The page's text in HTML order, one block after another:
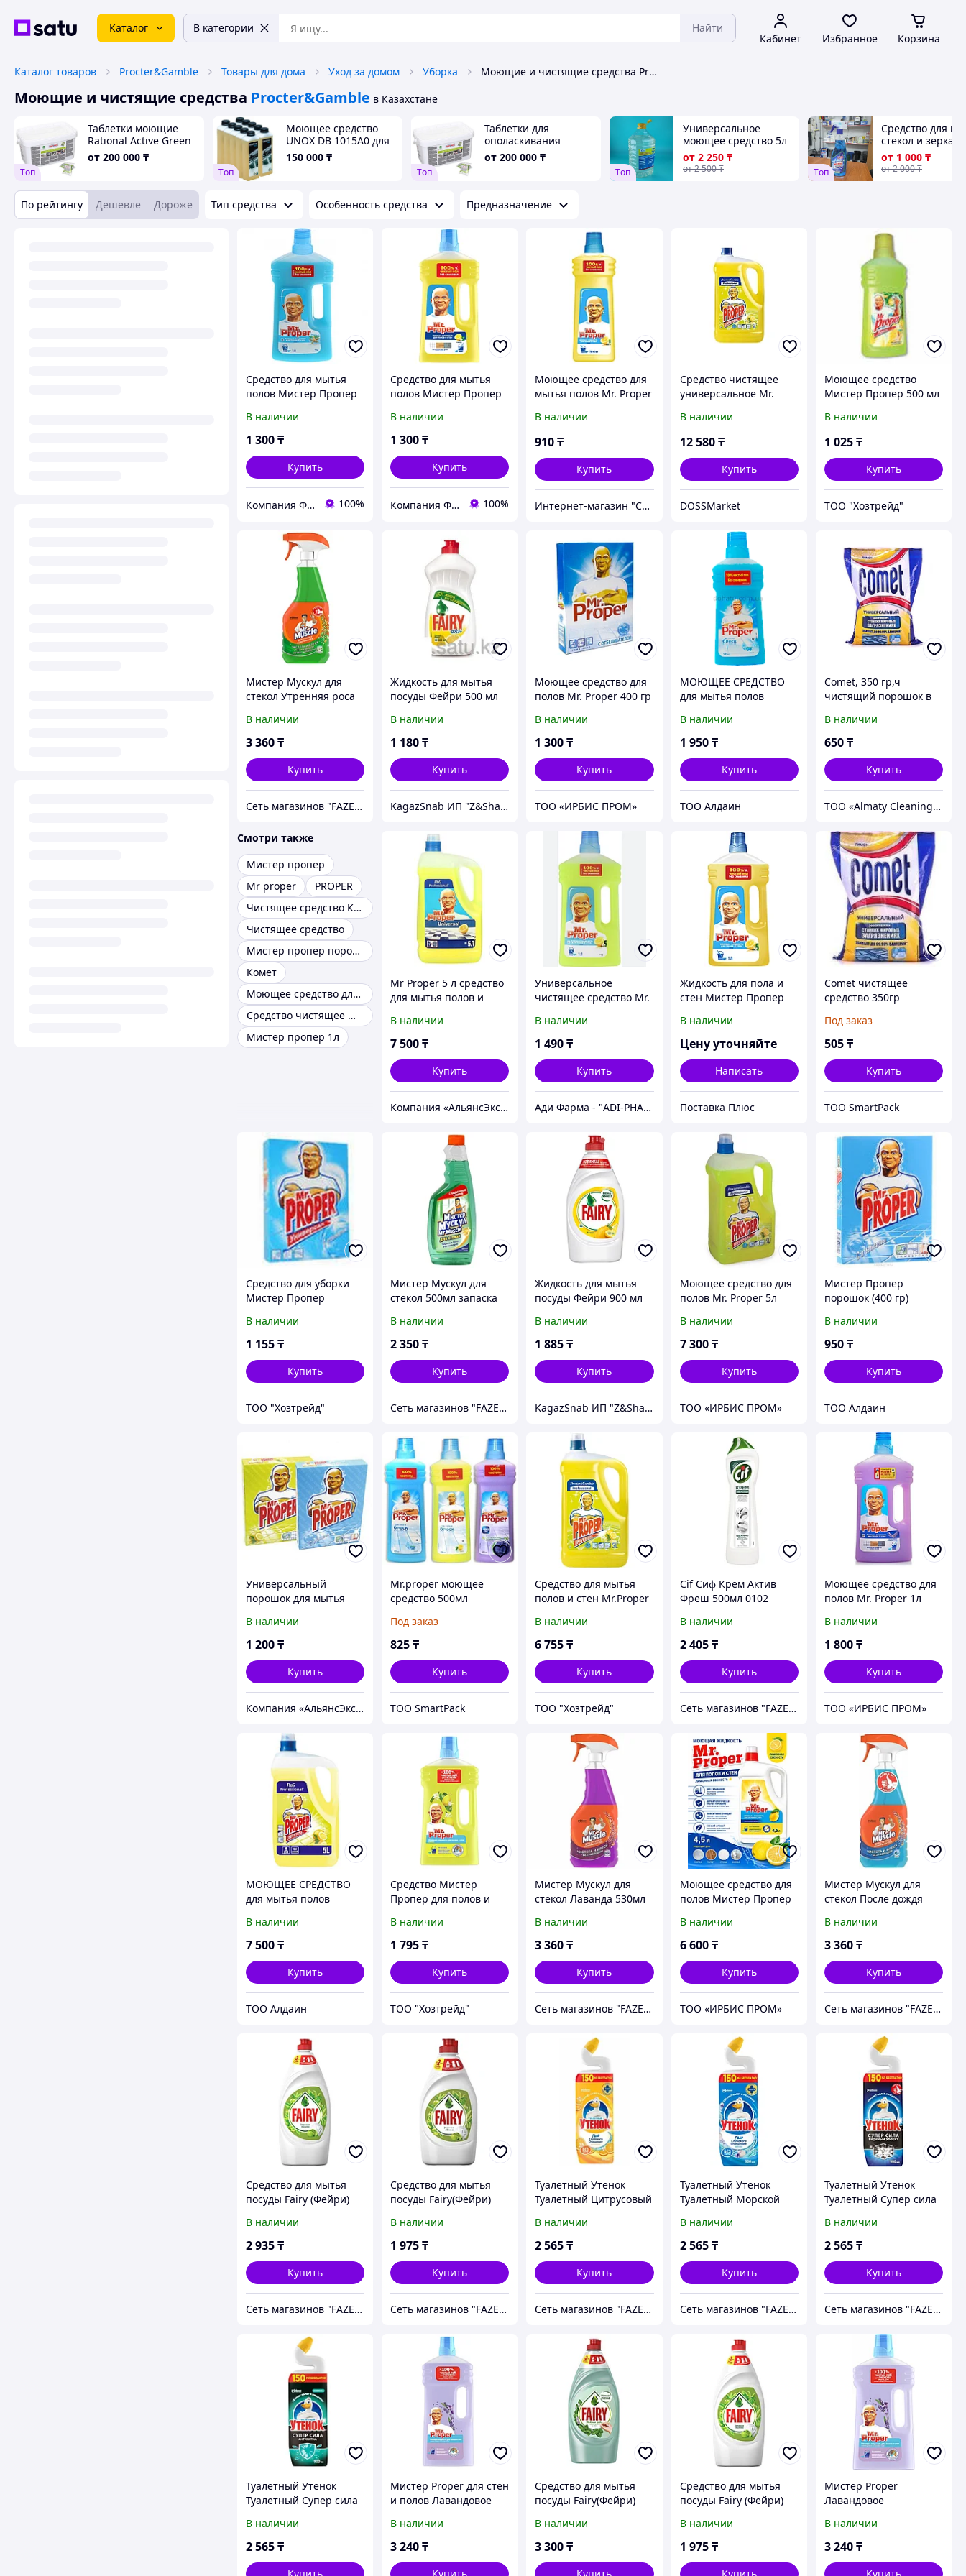
Каталог В категории Найти
Кабинет Избранное Корзина
Каталог товаров Procter&Gamble Товары для дома Уход за домом Уборка Моющие и чистящие средства Procter&Gamble
Моющие и чистящие средства Procter&Gamble в Казахстане
Tоп
Таблетки моющие
Rational Active Green
56.01.535
от 200 000 ₸
Tоп
Моющее средство
UNOX DB 1015A0 для
мойки камер
пароконвектоматов
150 000 ₸
Tоп
Таблетки для
ополаскивания
Rational Care-Tab
56.00.562
от 200 000 ₸
Tоп
Универсальное
моющее средство 5л
ПЭТ. UMS-5
от 2 250 ₸
от2 500₸ Tоп
Средство для
стекол и зеркал
500мл ST-500
от 1 000 ₸
от2 000₸
По рейтингу Дешевле Дороже Тип средства Особенность средства Предназначение
Средство для мытья
полов Мистер Пропер
В наличии
1 300₸
Купить
Компания Фея 100%
Средство для мытья
полов Мистер Пропер
В наличии
1 300₸
Купить
Компания Фея 100%
Моющее средство для
мытья полов Mr. Proper
В наличии
910₸
Купить
Интернет-магазин "Строительный двор КЗ"
Средство чистящее
универсальное Mr.
В наличии
12 580 ₸
Купить
DOSSMarket
Моющее средство
Мистер Пропер 500 мл
В наличии
1 025₸
Купить
ТОО "Хозтрейд"
Мистер Мускул для
стекол Утренняя роса
В наличии
3 360₸
Купить
Сеть магазинов "FAZENDA" ТОО Инкомстрой
Жидкость для мытья
посуды Фейри 500 мл
В наличии
1 180₸
Купить
KagazSnab ИП "Z&ShahSam"
Моющее средство для
полов Mr. Proper 400 гр
В наличии
1 300₸
Купить
ТОО «ИРБИС ПРОМ»
МОЮЩЕЕ СРЕДСТВО
для мытья полов
В наличии
1 950 ₸
Купить
ТОО Алдаин
Comet, 350 гр,ч
чистящий порошок в
В наличии
650₸
Купить
ТОО «Almaty Cleaning Products»
Смотри также
Мистер пропер
Mr proper
PROPER
Чистящее средство Комет
Чистящее средство
Мистер пропер порошок
Комет
Моющее средство для пола
Средство чистящее Mr.Proper лимон
Мистер пропер 1л
Mr Proper 5 л средство
для мытья полов и
(оригинал P&G)
(Мистер Пропер)
В наличии
7 500₸
Купить
Компания «АльянсЭксперт» - Комплексное решение для Вашего Бизнеса!
Универсальное
чистящее средство Mr.
В наличии
1 490₸
Купить
Ади Фарма - "ADI-PHARMA" медицинские товары и бытовая химия.
Жидкость для пола и
стен Мистер Пропер
В наличии
Цену уточняйте
Написать
Поставка Плюс
Comet чистящее
средство 350гр
Под заказ
505₸
Купить
ТОО SmartPack
Средство для уборки
Мистер Пропер
отбеливателем
В наличии
1 155₸
Купить
ТОО "Хозтрейд"
Мистер Мускул для
стекол 500мл запаска
В наличии
2 350₸
Купить
Сеть магазинов "FAZENDA" ТОО Инкомстрой
Жидкость для мытья
посуды Фейри 900 мл
В наличии
1 885₸
Купить
KagazSnab ИП "Z&ShahSam"
Моющее средство для
полов Mr. Proper 5л
В наличии
7 300 ₸
Купить
ТОО «ИРБИС ПРОМ»
Мистер Пропер
порошок (400 гр)
В наличии
950₸
Купить
ТОО Алдаин
Универсальный
порошок для мытья
Proper
В наличии
1 200₸
Купить
Компания «АльянсЭксперт» - Комплексное решение для Вашего Бизнеса!
Mr.proper моющее
средство 500мл
Под заказ
825₸
Купить
ТОО SmartPack
Средство для мытья
полов и стен Mr.Proper
канистра, 5л
В наличии
6 755₸
Купить
ТОО "Хозтрейд"
Cif Сиф Крем Актив
Фреш 500мл 0102
В наличии
2 405 ₸
Купить
Сеть магазинов "FAZENDA" ТОО Инкомстрой
Моющее средство для
полов Mr. Proper 1л
В наличии
1 800₸
Купить
ТОО «ИРБИС ПРОМ»
МОЮЩЕЕ СРЕДСТВО
для мытья полов
В наличии
7 500₸
Купить
ТОО Алдаин
Средство Мистер
Пропер для полов и
В наличии
1 795₸
Купить
ТОО "Хозтрейд"
Мистер Мускул для
стекол Лаванда 530мл
В наличии
3 360₸
Купить
Сеть магазинов "FAZENDA" ТОО Инкомстрой
Моющее средство для
полов Мистер Пропер
В наличии
6 600 ₸
Купить
ТОО «ИРБИС ПРОМ»
Мистер Мускул для
стекол После дождя
В наличии
3 360₸
Купить
Сеть магазинов "FAZENDA" ТОО Инкомстрой
Средство для мытья
посуды Fairy (Фейри)
В наличии
2 935₸
Купить
Сеть магазинов "FAZENDA" ТОО Инкомстрой
Средство для мытья
посуды Fairy(Фейри)
В наличии
1 975₸
Купить
Сеть магазинов "FAZENDA" ТОО Инкомстрой
Туалетный Утенок
Туалетный Цитрусовый
В наличии
2 565₸
Купить
Сеть магазинов "FAZENDA" ТОО Инкомстрой
Туалетный Утенок
Туалетный Морской
В наличии
2 565 ₸
Купить
Сеть магазинов "FAZENDA" ТОО Инкомстрой
Туалетный Утенок
Туалетный Супер сила
В наличии
2 565₸
Купить
Сеть магазинов "FAZENDA" ТОО Инкомстрой
Туалетный Утенок
Туалетный Супер сила
В наличии
2 565₸
Купить
Мистер Proper для стен
и полов Лавандовое
В наличии
3 240₸
Купить
Средство для мытья
посуды Fairy(Фейри)
900мл
В наличии
3 300₸
Купить
Средство для мытья
посуды Fairy (Фейри)
В наличии
1 975 ₸
Купить
Мистер Proper
Лавандовое
В наличии
3 240₸
Купить